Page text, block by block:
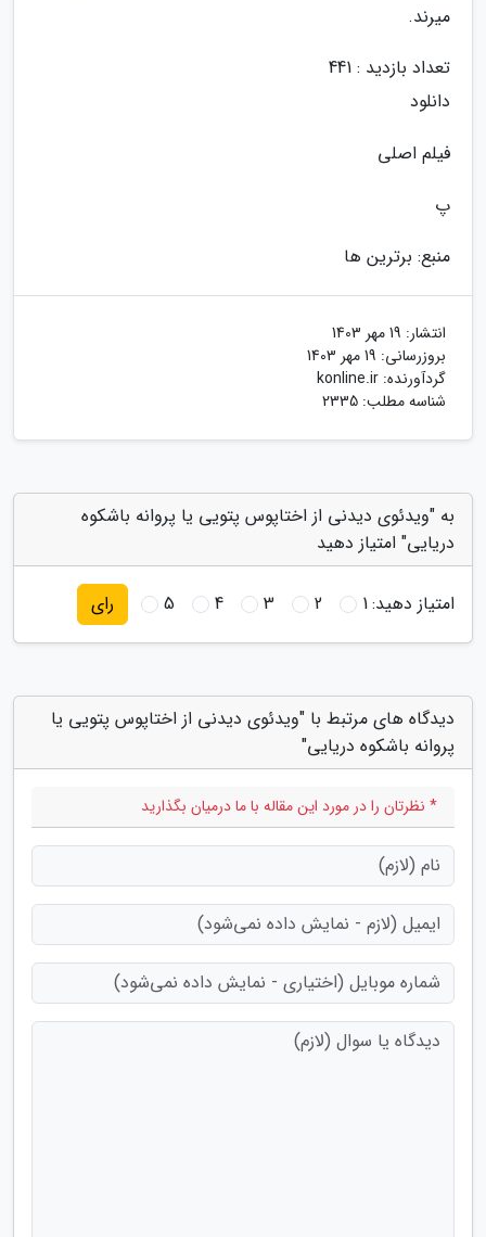
میرند.
تعداد بازدید : 441
دانلود
فیلم اصلی
پ
منبع: برترین ها
انتشار: 19 مهر 1403
بروزرسانی: 19 مهر 1403
گردآورنده: konline.ir
شناسه مطلب: 2335
به "ویدئوی دیدنی از اختاپوس پتویی یا پروانه باشکوه
دریایی" امتیاز دهید
امتیاز دهید:1
2
3
4
5 رای
دیدگاه های مرتبط با "ویدئوی دیدنی از اختاپوس پتویی یا
پروانه باشکوه دریایی"
* نظرتان را در مورد این مقاله با ما درمیان بگذارید